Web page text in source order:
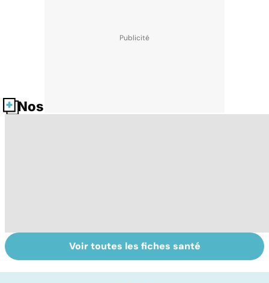
Nos fiches santé
Tout savoir sur
les infections
Inflammation des
amygdales : que
Voir toutes les fiches santé